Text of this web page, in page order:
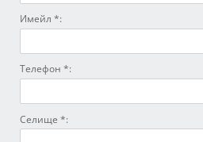
Имейл *:
Телефон *:
Селище *: